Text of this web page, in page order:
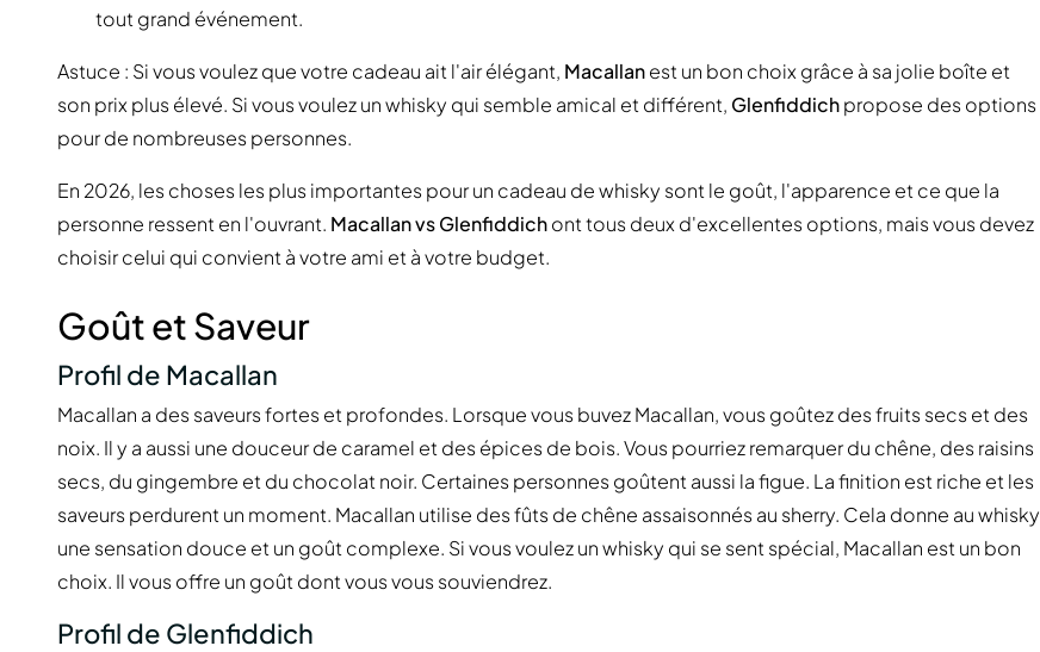
tout grand événement.
Astuce : Si vous voulez que votre cadeau ait l'air élégant, Macallanest un bon choix grâce à sa jolie boîte et
son prix plus élevé. Si vous voulez un whisky qui semble amical et différent, Glenfiddichpropose des options
pour de nombreuses personnes.
En 2026, les choses les plus importantes pour un cadeau de whisky sont le goût, l'apparence et ce que la
personne ressent en l'ouvrant. Macallan vs Glenfiddichont tous deux d'excellentes options, mais vous devez
choisir celui qui convient à votre ami et à votre budget.
Goût et Saveur
Profil de Macallan
Macallan a des saveurs fortes et profondes. Lorsque vous buvez Macallan, vous goûtez des fruits secs et des
noix. Il y a aussi une douceur de caramel et des épices de bois. Vous pourriez remarquer du chêne, des raisins
secs, du gingembre et du chocolat noir. Certaines personnes goûtent aussi la figue. La finition est riche et les
saveurs perdurent un moment. Macallan utilise des fûts de chêne assaisonnés au sherry. Cela donne au whisky
une sensation douce et un goût complexe. Si vous voulez un whisky qui se sent spécial, Macallan est un bon
choix. Il vous offre un goût dont vous vous souviendrez.
Profil de Glenfiddich